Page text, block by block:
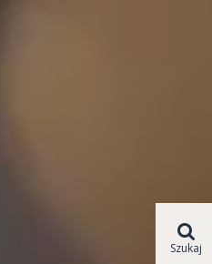
Szukaj